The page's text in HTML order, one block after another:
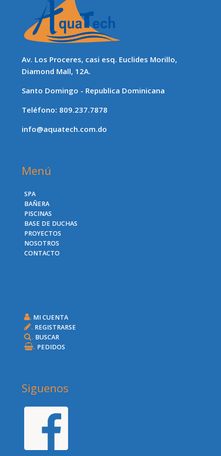
Av. Los Proceres, casi esq. Euclides Morillo,
Diamond Mall, 12A.
Santo Domingo - Republica Dominicana
Teléfono: 809.237.7878
info@aquatech.com.do
Menú
SPA
BAÑERA
PISCINAS
BASE DE DUCHAS
PROYECTOS
NOSOTROS
CONTACTO
. MI CUENTA
REGISTRARSE
BUSCAR
. PEDIDOS
Siguenos